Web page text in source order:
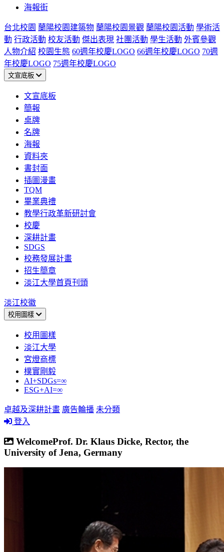
海報街
台北校園 蘭陽校園建築物 蘭陽校園景觀 蘭陽校園活動 學術活
動 行政活動 校友活動 傑出表現 社團活動 學生活動 外賓參觀
人物介紹 校園生態 60週年校慶LOGO 66週年校慶LOGO 70週
年校慶LOGO 75週年校慶LOGO
文宣底板
文宣底板
簡報
桌牌
名牌
海報
資料夾
書封面
插圖漫畫
TQM
畢業典禮
教學行政革新研討會
校慶
深耕計畫
SDGS
校務發展計畫
招生簡章
淡江大學首頁刊頭
淡江校徽
校用圖樣
校用圖樣
淡江大學
宮燈商標
樸實剛毅
AI+SDGs=∞
ESG+AI=∞
卓越及深耕計畫 廣告輪播 未分類
登入
WelcomeProf. Dr. Klaus Dicke, Rector, the
University of Jena, Germany